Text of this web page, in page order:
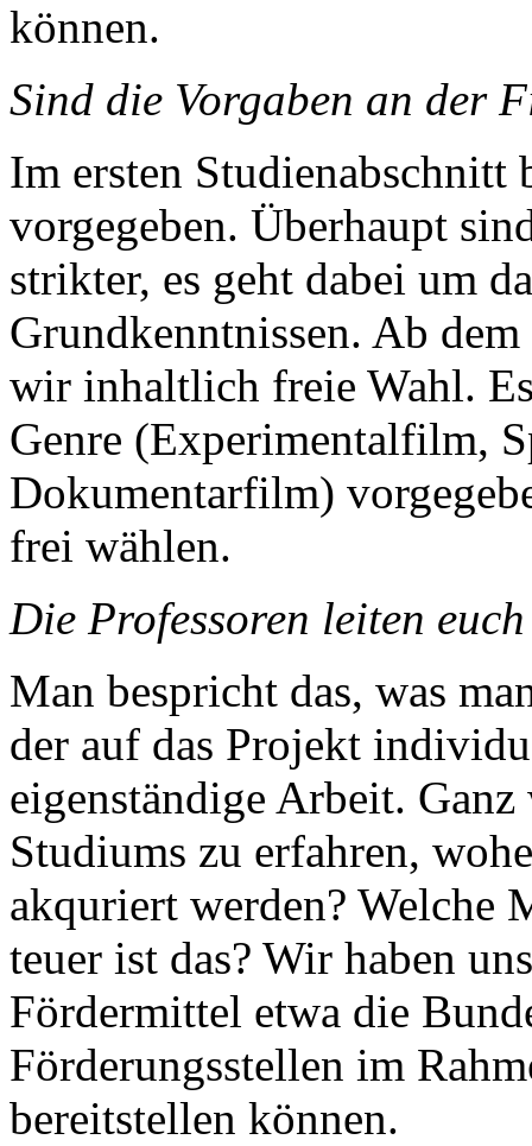
können.
Sind die Vorgaben an der
Im ersten Studienabschnitt
vorgegeben. Überhaupt
strikter, es geht dabei um
Grundkenntnissen. Ab
wir inhaltlich freie Wahl.
Genre (Experimentalfilm,
Dokumentarfilm)
frei wählen.
Die Professoren leiten
Man bespricht das, was
der auf das Projekt
eigenständige Arbeit.
Studiums zu erfahren,
akquriert werden? Welche
teuer ist das? Wir haben
Fördermittel etwa die
Förderungsstellen im
bereitstellen können.